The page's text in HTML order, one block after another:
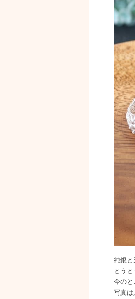
純銀と
とうと
今のと
写真は